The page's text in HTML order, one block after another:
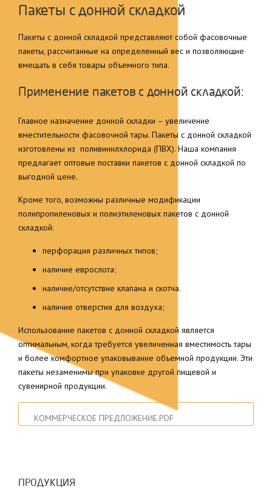
Пакеты с донной складкой
Пакеты с донной складкой представляют собой фасовочные
пакеты, рассчитанные на определенный вес и позволяющие
вмещать в себя товары объемного типа.
Применение пакетов с донной складкой:
Главное назначение донной складки – увеличение
вместительности фасовочной тары. Пакеты с донной складкой
изготовлены из поливинилхлорида (ПВХ). Наша компания
предлагает оптовые поставки пакетов с донной складкой по
выгодной цене.
Кроме того, возможны различные модификации
полипропиленовых и полиэтиленовых пакетов с донной
складкой:
перфорация различных типов;
наличие еврослота;
наличие/отсутствие клапана и скотча.
наличие отверстия для воздуха;
Использование пакетов с донной складкой является
оптимальным, когда требуется увеличенная вместимость тары
и более комфортное упаковывание объемной продукции. Эти
пакеты незаменимы при упаковке другой пищевой и
сувенирной продукции.
КОММЕРЧЕСКОЕ ПРЕДЛОЖЕНИЕ.PDF
ПРОДУКЦИЯ